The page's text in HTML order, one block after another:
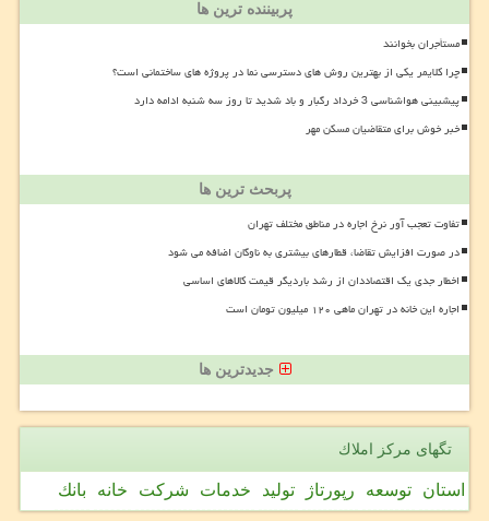
پربیننده ترین ها
مستأجران بخوانند
چرا کلایمر یکی از بهترین روش های دسترسی نما در پروژه های ساختمانی است؟
پیشبینی هواشناسی 3 خرداد رگبار و باد شدید تا روز سه شنبه ادامه دارد
خبر خوش برای متقاضیان مسکن مهر
پربحث ترین ها
تفاوت تعجب آور نرخ اجاره در مناطق مختلف تهران
در صورت افزایش تقاضا، قطارهای بیشتری به ناوگان اضافه می شود
اخطار جدی یک اقتصاددان از رشد باردیگر قیمت کالاهای اساسی
اجاره این خانه در تهران ماهی ۱۲۰ میلیون تومان است
جدیدترین ها
تگهای مركز املاك
استان توسعه رپورتاژ تولید خدمات شركت خانه بانك